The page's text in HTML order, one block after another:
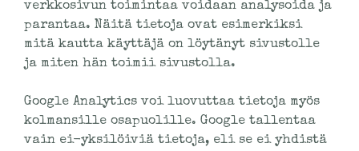
verkkosivun toimintaa voidaan analysoida ja
parantaa. Näitä tietoja ovat esimerkiksi
mitä kautta käyttäjä on löytänyt sivustolle
ja miten hän toimii sivustolla.
Google Analytics voi luovuttaa tietoja myös
kolmansille osapuolille. Google tallentaa
vain ei-yksilöiviä tietoja, eli se ei yhdistä